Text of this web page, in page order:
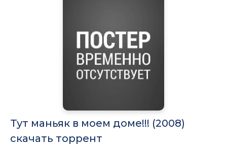
Тут маньяк в моем доме!!! (2008)
скачать торрент